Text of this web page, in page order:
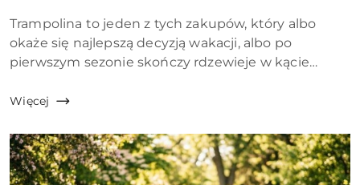
Treść
artykułu:
Trampolina to jeden z tych zakupów, który albo
okaże się najlepszą decyzją wakacji, albo po
pierwszym sezonie skończy rdzewieje w kącie
leży w kilku konkretnych parametrach, które...
Więcej